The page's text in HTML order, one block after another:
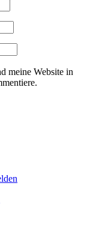
meine Website in